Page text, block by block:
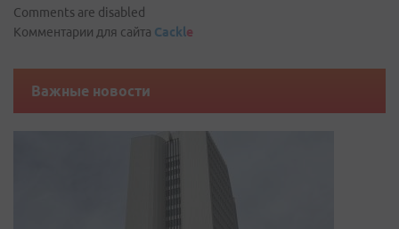
Comments are disabled
Комментарии для сайта Cackle
Важные новости